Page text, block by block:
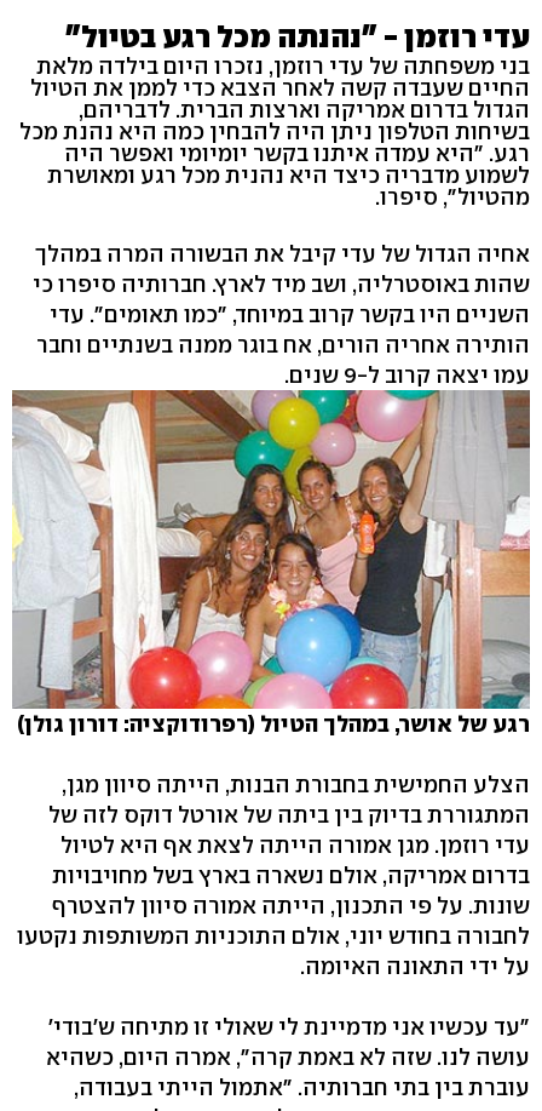
עדי רוזמן - "נהנתה מכל רגע בטיול"
בני משפחתה של עדי רוזמן, נזכרו היום בילדה מלאת
החיים שעבדה קשה לאחר הצבא כדי לממן את הטיול
הגדול בדרום אמריקה וארצות הברית. לדבריהם,
בשיחות הטלפון ניתן היה להבחין כמה היא נהנת מכל
רגע. "היא עמדה איתנו בקשר יומיומי ואפשר היה
לשמוע מדבריה כיצד היא נהנית מכל רגע ומאושרת
מהטיול", סיפרו.
אחיה הגדול של עדי קיבל את הבשורה המרה במהלך
שהות באוסטרליה, ושב מיד לארץ. חברותיה סיפרו כי
השניים היו בקשר קרוב במיוחד, "כמו תאומים". עדי
הותירה אחריה הורים, אח בוגר ממנה בשנתיים וחבר
עמו יצאה קרוב ל-9 שנים.
רגע של אושר, במהלך הטיול (רפרודוקציה: דורון גולן)
הצלע החמישית בחבורת הבנות, הייתה סיוון מגן,
המתגוררת בדיוק בין ביתה של אורטל דוקס לזה של
עדי רוזמן. מגן אמורה הייתה לצאת אף היא לטיול
בדרום אמריקה, אולם נשארה בארץ בשל מחויבויות
שונות. על פי התכנון, הייתה אמורה סיוון להצטרף
לחבורה בחודש יוני, אולם התוכניות המשותפות נקטעו
על ידי התאונה האיומה.
"עד עכשיו אני מדמיינת לי שאולי זו מתיחה ש'בודי'
עושה לנו. שזה לא באמת קרה", אמרה היום, כשהיא
עוברת בין בתי חברותיה. "אתמול הייתי בעבודה,